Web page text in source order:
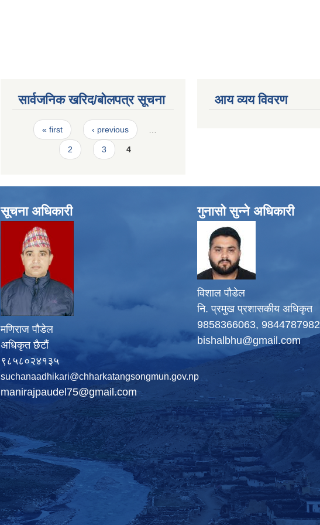
सार्वजनिक खरिद/बोलपत्र सूचना
Pages
« first ‹ previous
2 3 4
आय व्यय विवरण
सूचना अधिकारी
मणिराज पौडेल
अधिकृत छैटौं
९८५८०२४१३५
suchanaadhikari@chharkatangsongmun.gov.np
manirajpaudel75@gmail.com
गुनासो सुन्ने अधिकारी
विशाल पौडेल
नि. प्रमुख प्रशासकीय अधिकृत
9858366063, 9844787982
bishalbhu@gmail.com